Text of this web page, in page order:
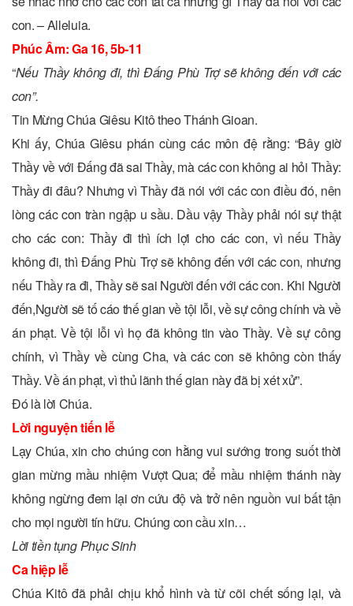
con. – Alleluia.
Phúc Âm: Ga 16, 5b-11
“Nếu Thầy không đi, thì Ðấng Phù Trợ sẽ không đến với các
con”.
Tin Mừng Chúa Giêsu Kitô theo Thánh Gioan.
Khi ấy, Chúa Giêsu phán cùng các môn đệ rằng: “Bây giờ
Thầy về với Ðấng đã sai Thầy, mà các con không ai hỏi Thầy:
Thầy đi đâu? Nhưng vì Thầy đã nói với các con điều đó, nên
lòng các con tràn ngập u sầu. Dầu vậy Thầy phải nói sự thật
cho các con: Thầy đi thì ích lợi cho các con, vì nếu Thầy
không đi, thì Ðấng Phù Trợ sẽ không đến với các con, nhưng
nếu Thầy ra đi, Thầy sẽ sai Người đến với các con. Khi Người
đến,Người sẽ tố cáo thế gian về tội lỗi, về sự công chính và về
án phạt. Về tội lỗi vì họ đã không tin vào Thầy. Về sự công
chính, vì Thầy về cùng Cha, và các con sẽ không còn thấy
Thầy. Về án phạt, vì thủ lãnh thế gian này đã bị xét xử”.
Ðó là lời Chúa.
Lời nguyện tiến lễ
Lạy Chúa, xin cho chúng con hằng vui sướng trong suốt thời
gian mừng mầu nhiệm Vượt Qua; để mầu nhiệm thánh này
không ngừng đem lại ơn cứu độ và trở nên nguồn vui bất tận
cho mọi người tín hữu. Chúng con cầu xin…
Lời tiền tụng Phục Sinh
Ca hiệp lễ
Chúa Kitô đã phải chịu khổ hình và từ cõi chết sống lại, và